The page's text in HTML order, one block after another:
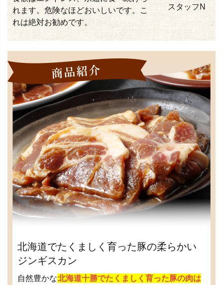
れます。危険なほどおいしいです。こ
れは絶対お勧めです。
スタッフN
北海道でたくましく育った豚の柔らかい
ジンギスカン
自然豊かな北海道十勝でたくましく育った豚の肉は